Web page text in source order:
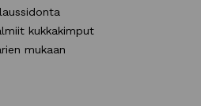
kukkakimput
mukaan